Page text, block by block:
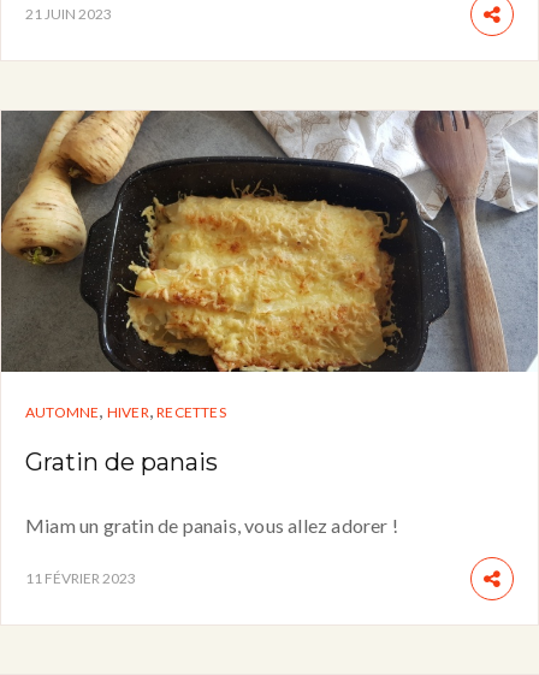
21 JUIN 2023
AUTOMNE HIVER ,RECETTES
Gratin de panais
Miam un gratin de panais, vous allez adorer !
11 FÉVRIER 2023